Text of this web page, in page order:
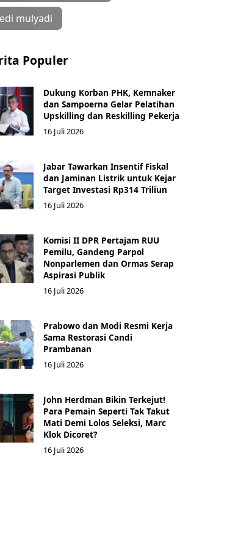
mulyadi
Populer
Dukung Korban PHK, Kemnaker
dan Sampoerna Gelar Pelatihan
Upskilling dan Reskilling Pekerja
16 Juli 2026
Jabar Tawarkan Insentif Fiskal
dan Jaminan Listrik untuk Kejar
Target Investasi Rp314 Triliun
16 Juli 2026
Komisi II DPR Pertajam RUU
Pemilu, Gandeng Parpol
Nonparlemen dan Ormas Serap
Aspirasi Publik
16 Juli 2026
Prabowo dan Modi Resmi Kerja
Sama Restorasi Candi
Prambanan
16 Juli 2026
John Herdman Bikin Terkejut!
Para Pemain Seperti Tak Takut
Mati Demi Lolos Seleksi, Marc
Klok Dicoret?
16 Juli 2026